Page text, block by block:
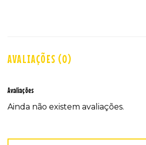
AVALIAÇÕES (0)
Avaliações
Ainda não existem avaliações.